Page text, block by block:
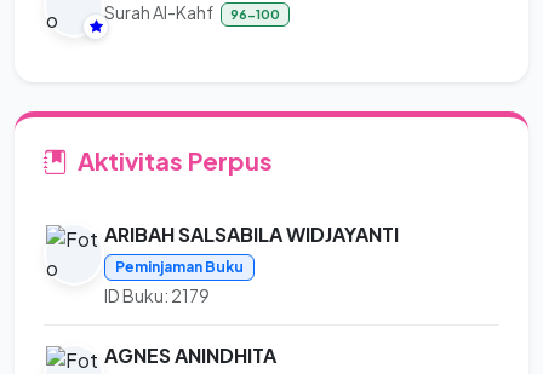
Surah Al-Kahf 96-100
Aktivitas Perpus
ARIBAH SALSABILA WIDJAYANTI
Peminjaman Buku
ID Buku: 2179
AGNES ANINDHITA